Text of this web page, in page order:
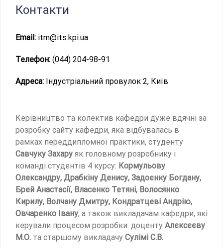
Контакти
Email: itm@its.kpi.ua
Телефон: (044) 204-98-91
Адреса: Індустріальний провулок 2, Київ
Керівництво та колектив кафедри дуже вдячні за
розробку сайту кафедри, яка відбувалась в
рамках переддипломної практики, студенту
Савчуку Захару як головному розробнику і
команді студентів 4 курсу: Кормульову
Олександру, Драбкіну Денису, Задоєнку Богдану,
Брей Анастасії, Власенко Тетяні, Волосянко
Кирилу, Волчану Дмитру, Кондратцеві Андрію,
Овчаренко Івану, а також викладачам кафедри, які
керували процесом розробки: доценту Алєксєєву
М.О. та старшому викладачу Сулімі С.В.